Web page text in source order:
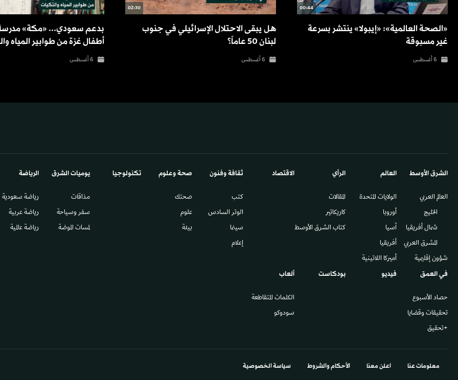
00:44
«الصحة العالمية»: «إيبولا» ينتشر بسرعة
غير مسبوقة
6 أغسطس
02:30
هل يبقى الاحتلال الإسرائيلي في جنوب
لبنان 50 عاماً؟
6 أغسطس
بدعم سعودي... «مكة»
أطفال غزة من طوابير المياه
6 أغسطس
الشرق الأوسط​
العالم العربي
الخليج
شمال أفريقيا
المشرق العربي
شؤون إقليمية
العالم
الولايات المتحدة
أوروبا
آسيا
أفريقيا
أميركا اللاتينية
الرأي
المقالات
كاريكاتير
كتاب الشرق الأوسط
الاقتصاد ثقافة وفنون
كتب
الوتر السادس​
سينما
إعلام
صحة وعلوم
صحتك
علوم
بيئة
تكنولوجيا يوميات الشرق​
مذاقات
سفر وسياحة
لمسات الموضة
الرياضة
رياضة سعودية
رياضة عربية
رياضة عالمية
في العمق
حصاد الأسبوع
تحقيقات وقضايا
+تحقيق
فيديو بودكاست ألعاب
الكلمات المتقاطعة
سودوكو
معلومات عنا اعلن معنا الأحكام والشروط سياسة الخصوصية